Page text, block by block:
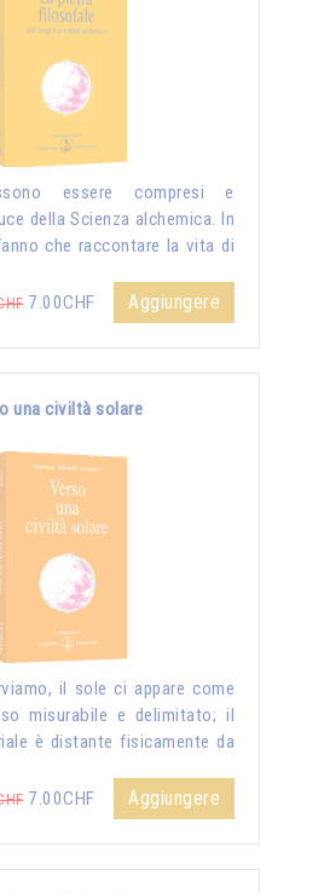
essere compresi e
della Scienza alchemica. In
che raccontare la vita di
7.00CHF Aggiungere
una civiltà solare
il sole ci appare come
misurabile e delimitato; il
è distante fisicamente da
7.00CHF Aggiungere